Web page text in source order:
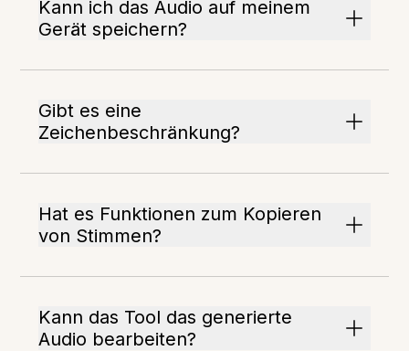
Kann ich das Audio auf meinem
Gerät speichern?
Gibt es eine
Zeichenbeschränkung?
Hat es Funktionen zum Kopieren
von Stimmen?
Kann das Tool das generierte
Audio bearbeiten?